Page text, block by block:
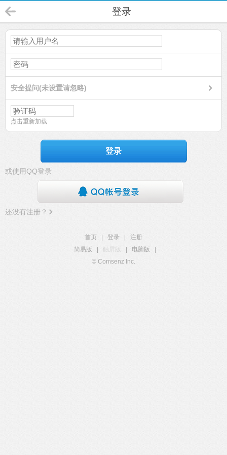
登录
安全提问(未设置请忽略)
点击重新加载
登录
或使用QQ登录
还没有注册？
首页 登录
注册
简易版
触屏版 电脑版
© Comsenz Inc.